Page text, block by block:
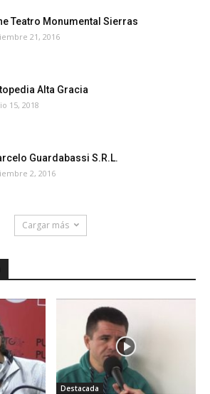
Teatro Monumental Sierras
21, 2016
Alta Gracia
15, 2018
Guardabassi S.R.L.
2, 2016
Cargar más
Destacada